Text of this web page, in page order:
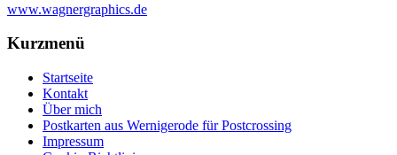
www.wagnergraphics.de
Kurzmenü
Startseite
Kontakt
Über mich
Postkarten aus Wernigerode für Postcrossing
Impressum